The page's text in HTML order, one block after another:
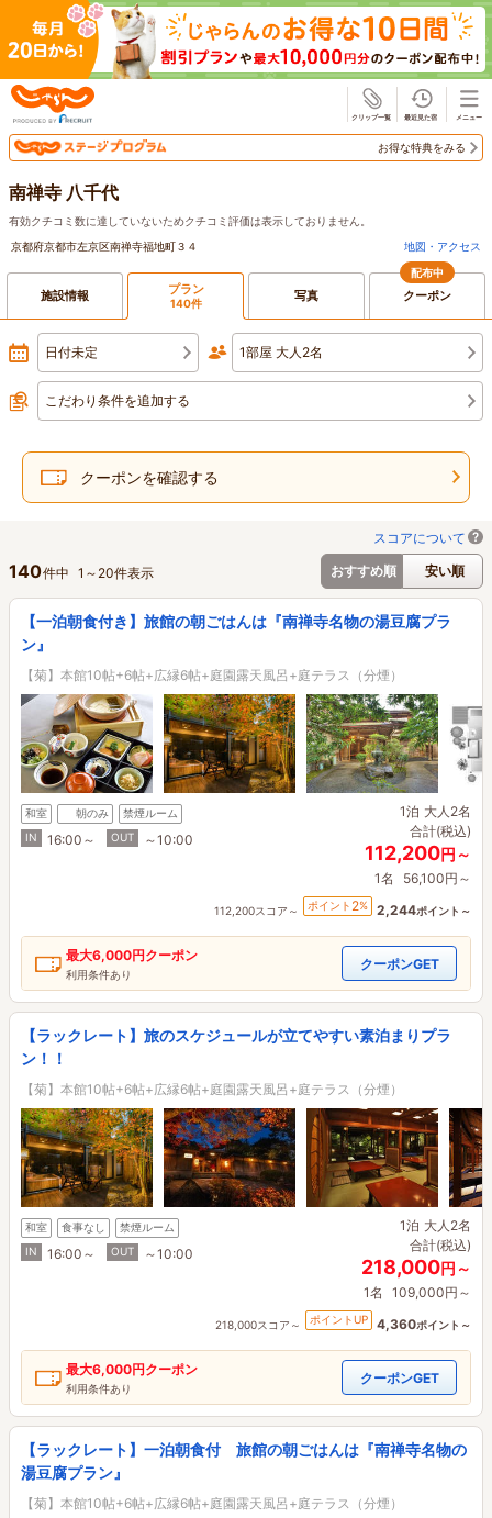
お得な特典をみる
南禅寺 八千代
有効クチコミ数に達していないためクチコミ評価は表示しておりません。
京都府京都市左京区南禅寺福地町３４
地図・アクセス
施設情報 プラン
140件 写真
配布中
クーポン
日付未定 1部屋 大人2名
こだわり条件を追加する
クーポンを確認する
スコアについて
おすすめ順
安い順
140件中 1 ～ 20件表示
【一泊朝食付き】旅館の朝ごはんは『南禅寺名物の湯豆腐プラ
ン』
【菊】本館10帖+6帖+広縁6帖+庭園露天風呂+庭テラス（分煙）
和室 朝のみ
禁煙ルーム
IN
16:00～ OUT ～10:00
1泊 大人2名
合計(税込)
112,200円～
1名 56,100円～
112,200スコア～ ポイント 2% 2,244ポイント～
最大6,000円クーポン
利用条件あり
クーポンGET
【ラックレート】旅のスケジュールが立てやすい素泊まりプラ
ン！！
【菊】本館10帖+6帖+広縁6帖+庭園露天風呂+庭テラス（分煙）
和室 食事なし
禁煙ルーム
IN
16:00～ OUT ～10:00
1泊 大人2名
合計(税込)
218,000円～
1名 109,000円～
218,000スコア～ ポイントUP 4,360ポイント～
最大6,000円クーポン
利用条件あり
クーポンGET
【ラックレート】一泊朝食付 旅館の朝ごはんは『南禅寺名物の
湯豆腐プラン』
【菊】本館10帖+6帖+広縁6帖+庭園露天風呂+庭テラス（分煙）